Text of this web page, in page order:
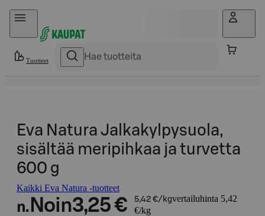
Hyppää sisältöön
Tuotteet
Eva Natura Jalkakylpysuola,
sisältää meripihkaa ja turvetta
600 g
Kaikki Eva Natura -tuotteet
n. Noin3,25 € 5,42 €/kgvertailuhinta 5,42
€/kg